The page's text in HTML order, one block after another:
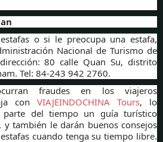
o si le preocupa una estafa,
Nacional de Turismo de
80 calle Quan Su, distrito
Tel: 84-243 942 2760.
fraudes en los viajeros
con VIAJEINDOCHINA Tours, lo
parte del tiempo un guía turístico
también le darán buenos consejos
cuando tenga su tiempo libre.